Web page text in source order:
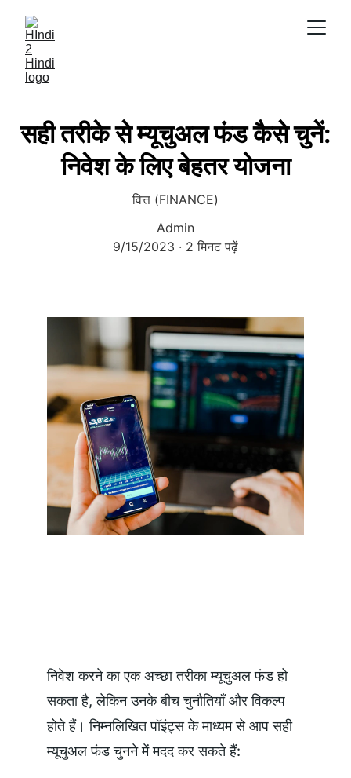
सही तरीके से म्यूचुअल फंड कैसे चुनें:
निवेश के लिए बेहतर योजना
वित्त (FINANCE)
Admin
9/15/2023
2 मिनट पढ़ें
निवेश करने का एक अच्छा तरीका म्यूचुअल फंड हो
सकता है, लेकिन उनके बीच चुनौतियाँ और विकल्प
होते हैं। निम्नलिखित पॉइंट्स के माध्यम से आप सही
म्यूचुअल फंड चुनने में मदद कर सकते हैं: